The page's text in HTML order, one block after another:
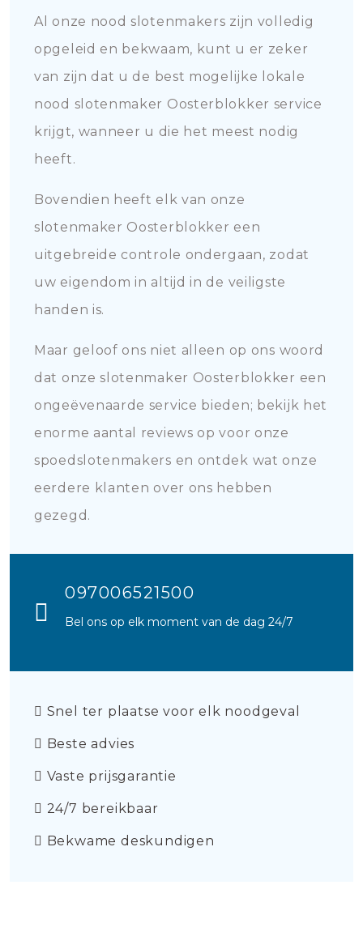
Al onze nood slotenmakers zijn volledig
opgeleid en bekwaam, kunt u er zeker
van zijn dat u de best mogelijke lokale
nood slotenmaker Oosterblokker service
krijgt, wanneer u die het meest nodig
heeft.
Bovendien heeft elk van onze
slotenmaker Oosterblokker een
uitgebreide controle ondergaan, zodat
uw eigendom in altijd in de veiligste
handen is.
Maar geloof ons niet alleen op ons woord
dat onze slotenmaker Oosterblokker een
ongeëvenaarde service bieden; bekijk het
enorme aantal reviews op voor onze
spoedslotenmakers en ontdek wat onze
eerdere klanten over ons hebben
gezegd.
097006521500
Bel ons op elk moment van de dag 24/7
Snel ter plaatse voor elk noodgeval
Beste advies
Vaste prijsgarantie
24/7 bereikbaar
Bekwame deskundigen